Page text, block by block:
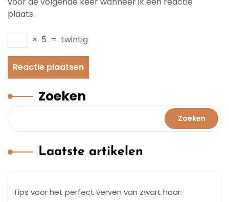
plaats.
× 5 = twintig
Zoeken
Zoeken
Laatste artikelen
Tips voor het perfect verven van zwart haar: